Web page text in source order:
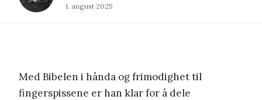
1. august 2025
Med Bibelen i hånda og frimodighet til
fingerspissene er han klar for å dele